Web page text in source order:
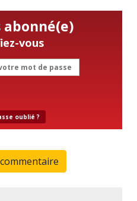
abonné(e)
vous
oublié ?